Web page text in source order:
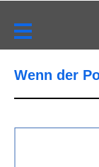
Wenn der